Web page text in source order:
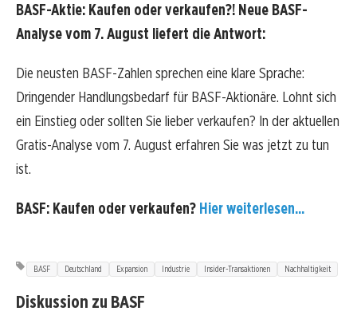
BASF-Aktie: Kaufen oder verkaufen?! Neue BASF-
Analyse vom 7. August liefert die Antwort:
Die neusten BASF-Zahlen sprechen eine klare Sprache:
Dringender Handlungsbedarf für BASF-Aktionäre. Lohnt sich
ein Einstieg oder sollten Sie lieber verkaufen? In der aktuellen
Gratis-Analyse vom 7. August erfahren Sie was jetzt zu tun
ist.
BASF: Kaufen oder verkaufen? Hier weiterlesen...
BASF Deutschland Expansion Industrie Insider-Transaktionen Nachhaltigkeit
Diskussion zu BASF